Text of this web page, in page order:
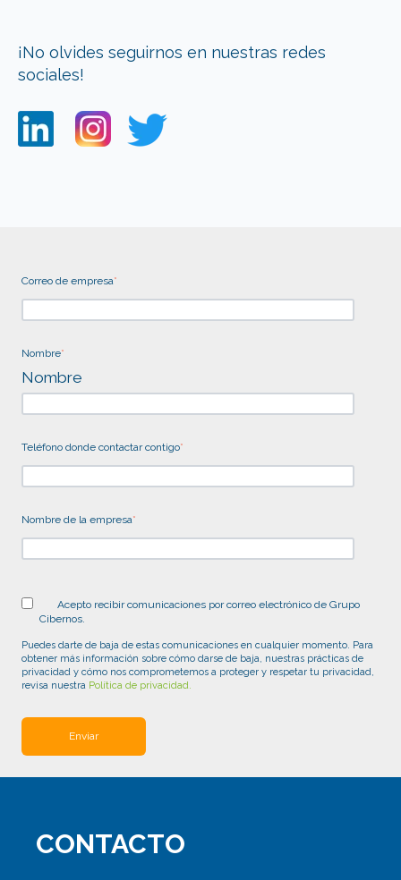
¡No olvides seguirnos en nuestras redes
sociales!
Correo de empresa*
Nombre*
Nombre
Teléfono donde contactar contigo*
Nombre de la empresa*
Acepto recibir comunicaciones por correo electrónico de Grupo
Cibernos.
Puedes darte de baja de estas comunicaciones en cualquier momento. Para
obtener más información sobre cómo darse de baja, nuestras prácticas de
privacidad y cómo nos comprometemos a proteger y respetar tu privacidad,
revisa nuestra Política de privacidad.
CONTACTO